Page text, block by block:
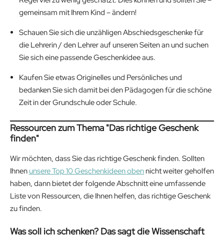
gemeinsam mit Ihrem Kind – ändern!
Schauen Sie sich die unzähligen Abschiedsgeschenke für
die Lehrerin / den Lehrer auf unseren Seiten an und suchen
Sie sich eine passende Geschenkidee aus.
Kaufen Sie etwas Originelles und Persönliches und
bedanken Sie sich damit bei den Pädagogen für die schöne
Zeit in der Grundschule oder Schule.
Ressourcen zum Thema "Das richtige Geschenk
finden"
Wir möchten, dass Sie das richtige Geschenk finden. Sollten
Ihnen unsere Top 10 Geschenkideen oben nicht weiter geholfen
haben, dann bietet der folgende Abschnitt eine umfassende
Liste von Ressourcen, die Ihnen helfen, das richtige Geschenk
zu finden.
Was soll ich schenken? Das sagt die Wissenschaft